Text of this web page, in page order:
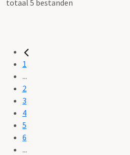
totaal 5 bestanden
1
...
2
3
4
5
6
...